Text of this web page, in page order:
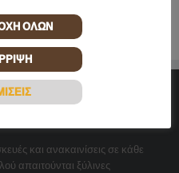
και ανακαινίσεις σε κάθε
απαιτούνται ξύλινες
ΟΛΩΝ